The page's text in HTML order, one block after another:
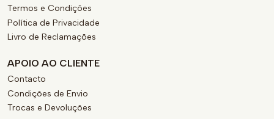
Termos e Condições
Política de Privacidade
Livro de Reclamações
APOIO AO CLIENTE
Contacto
Condições de Envio
Trocas e Devoluções